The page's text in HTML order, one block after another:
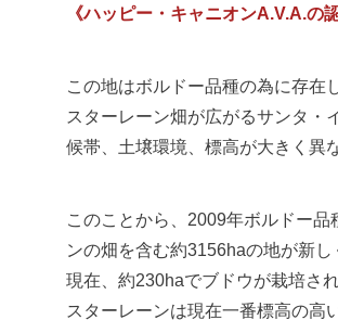
《ハッピー・キャニオンA.V.A.の
この地はボルドー品種の為に存在
スターレーン畑が広がるサンタ・
候帯、土壌環境、標高が大きく異
このことから、2009年ボルドー
ンの畑を含む約3156haの地が新
現在、約230haでブドウが栽培され
スターレーンは現在一番標高の高